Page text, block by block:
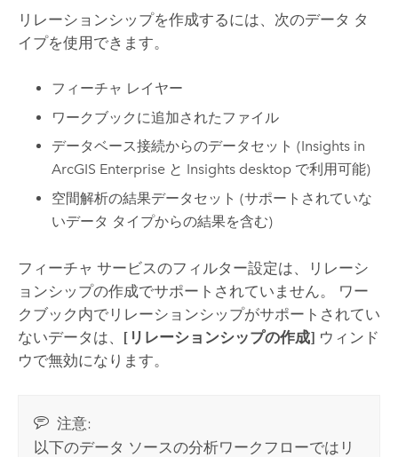
リレーションシップを作成するには、次のデータ タ
イプを使用できます。
フィーチャ レイヤー
ワークブックに追加されたファイル
データベース接続からのデータセット(Insights in
ArcGIS Enterprise と Insights desktop で利用可能)
空間解析の結果データセット (サポートされていな
いデータ タイプからの結果を含む)
フィーチャ サービスのフィルター設定は、リレーシ
ョンシップの作成でサポートされていません。 ワー
クブック内でリレーションシップがサポートされてい
ないデータは、 [リレーションシップの作成] ウィンド
ウで無効になります。
注意:
以下のデータ ソースの分析ワークフローではリ